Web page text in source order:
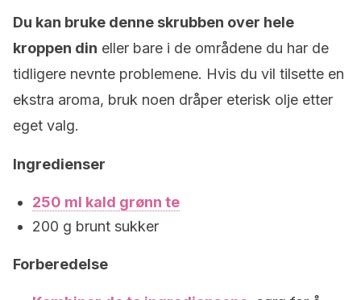
Du kan bruke denne skrubben over hele
kroppen din eller bare i de områdene du har de
tidligere nevnte problemene. Hvis du vil tilsette en
ekstra aroma, bruk noen dråper eterisk olje etter
eget valg.
Ingredienser
250 ml kald grønn te
200 g brunt sukker
Forberedelse